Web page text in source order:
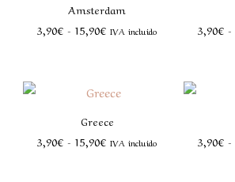
Amsterdam
3,90€ - 15,90€ IVA incluido
3,90€ -
Greece
3,90€ - 15,90€ IVA incluido
3,90€ -